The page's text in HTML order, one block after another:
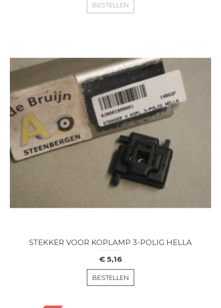
BESTELLEN
STEKKER VOOR KOPLAMP 3-POLIG HELLA
€ 5,16
BESTELLEN